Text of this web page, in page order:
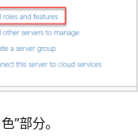
”部分。